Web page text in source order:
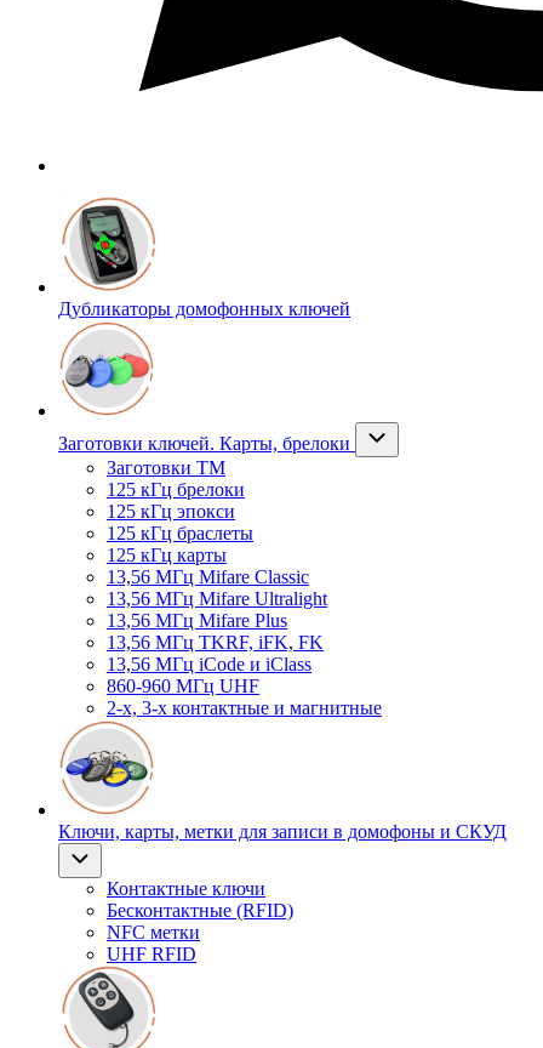
Дубликаторы домофонных ключей
Заготовки ключей. Карты, брелоки
Заготовки ТМ
125 кГц брелоки
125 кГц эпокси
125 кГц браслеты
125 кГц карты
13,56 МГц Mifare Classic
13,56 МГц Mifare Ultralight
13,56 МГц Mifare Plus
13,56 МГц TKRF, iFK, FK
13,56 МГц iCode и iClass
860-960 МГц UHF
2-х, 3-х контактные и магнитные
Ключи, карты, метки для записи в домофоны и СКУД
Контактные ключи
Бесконтактные (RFID)
NFC метки
UHF RFID